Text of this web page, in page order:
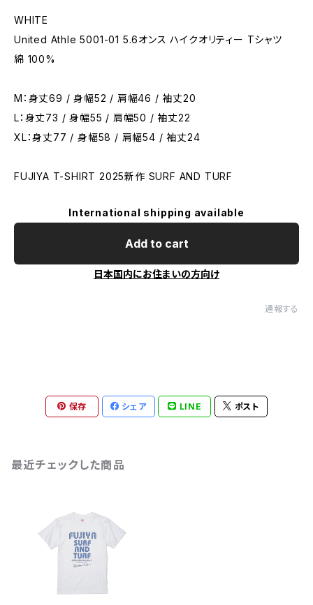
WHITE
United Athle 5001-01 5.6オンス ハイクオリティー Tシャツ
綿 100%
M：身丈69 / 身幅52 / 肩幅46 / 袖丈20
L：身丈73 / 身幅55 / 肩幅50 / 袖丈22
XL：身丈77 / 身幅58 / 肩幅54 / 袖丈24
FUJIYA T-SHIRT 2025新作 SURF AND TURF
International shipping available
Add to cart
日本国内にお住まいの方向け
通報する
保存 シェア LINE ポスト
最近チェックした商品